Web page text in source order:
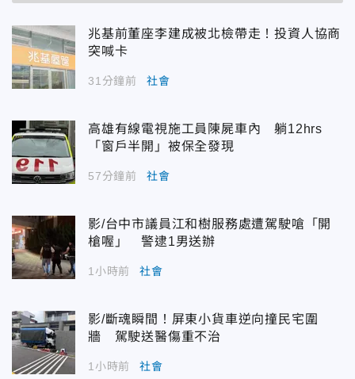
兆基前董座李建成被北檢帶走！投資人協商
突喊卡
31分鐘前 社會
高雄有線電視施工員陳屍車內 躺12hrs
「窗戶半開」被保全發現
57分鐘前 社會
影/台中市議員江和樹服務處遭駕駛嗆「開
槍喔」 警逮1男送辦
1小時前 社會
影/斷魂瞬間！屏東小貨車逆向撞民宅圍
牆 駕駛送醫傷重不治
1小時前 社會